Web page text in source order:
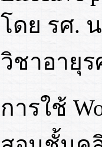
โดย รศ.
วิชาอายุ
การใช้